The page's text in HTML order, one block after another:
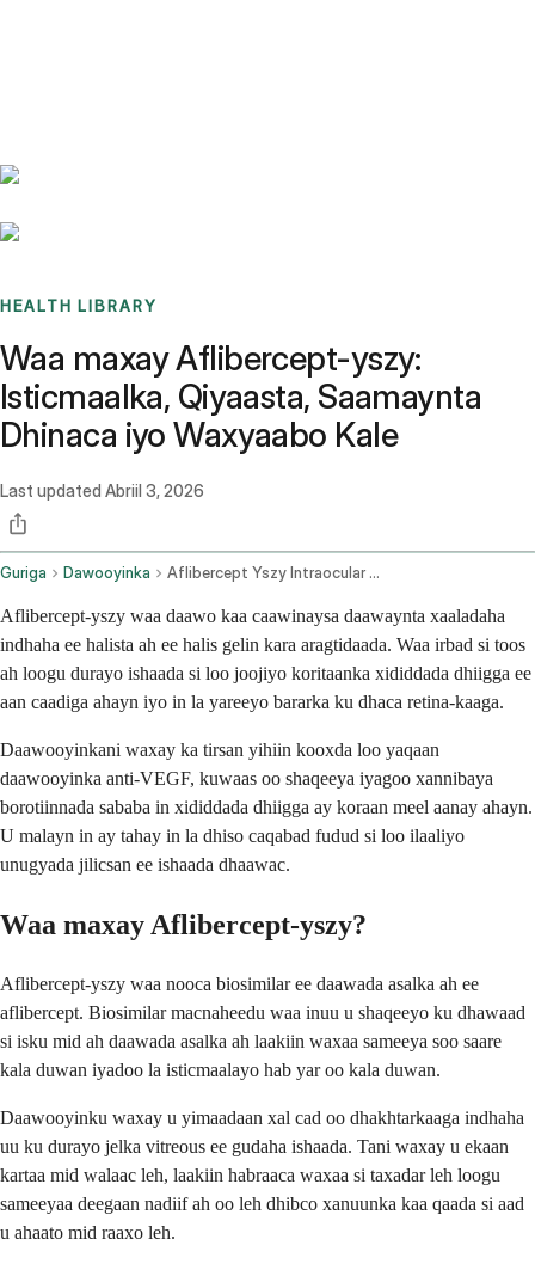
HEALTH LIBRARY
Waa maxay Aflibercept-yszy:
Isticmaalka, Qiyaasta, Saamaynta
Dhinaca iyo Waxyaabo Kale
Last updated Abriil 3, 2026
Guriga Dawooyinka Aflibercept Yszy Intraocular Route
Aflibercept-yszy waa daawo kaa caawinaysa daawaynta xaaladaha
indhaha ee halista ah ee halis gelin kara aragtidaada. Waa irbad si toos
ah loogu durayo ishaada si loo joojiyo koritaanka xididdada dhiigga ee
aan caadiga ahayn iyo in la yareeyo bararka ku dhaca retina-kaaga.
Daawooyinkani waxay ka tirsan yihiin kooxda loo yaqaan
daawooyinka anti-VEGF, kuwaas oo shaqeeya iyagoo xannibaya
borotiinnada sababa in xididdada dhiigga ay koraan meel aanay ahayn.
U malayn in ay tahay in la dhiso caqabad fudud si loo ilaaliyo
unugyada jilicsan ee ishaada dhaawac.
Waa maxay Aflibercept-yszy?
Aflibercept-yszy waa nooca biosimilar ee daawada asalka ah ee
aflibercept. Biosimilar macnaheedu waa inuu u shaqeeyo ku dhawaad ​​
si isku mid ah daawada asalka ah laakiin waxaa sameeya soo saare
kala duwan iyadoo la isticmaalayo hab yar oo kala duwan.
Daawooyinku waxay u yimaadaan xal cad oo dhakhtarkaaga indhaha
uu ku durayo jelka vitreous ee gudaha ishaada. Tani waxay u ekaan
kartaa mid walaac leh, laakiin habraaca waxaa si taxadar leh loogu
sameeyaa deegaan nadiif ah oo leh dhibco xanuunka kaa qaada si aad
u ahaato mid raaxo leh.